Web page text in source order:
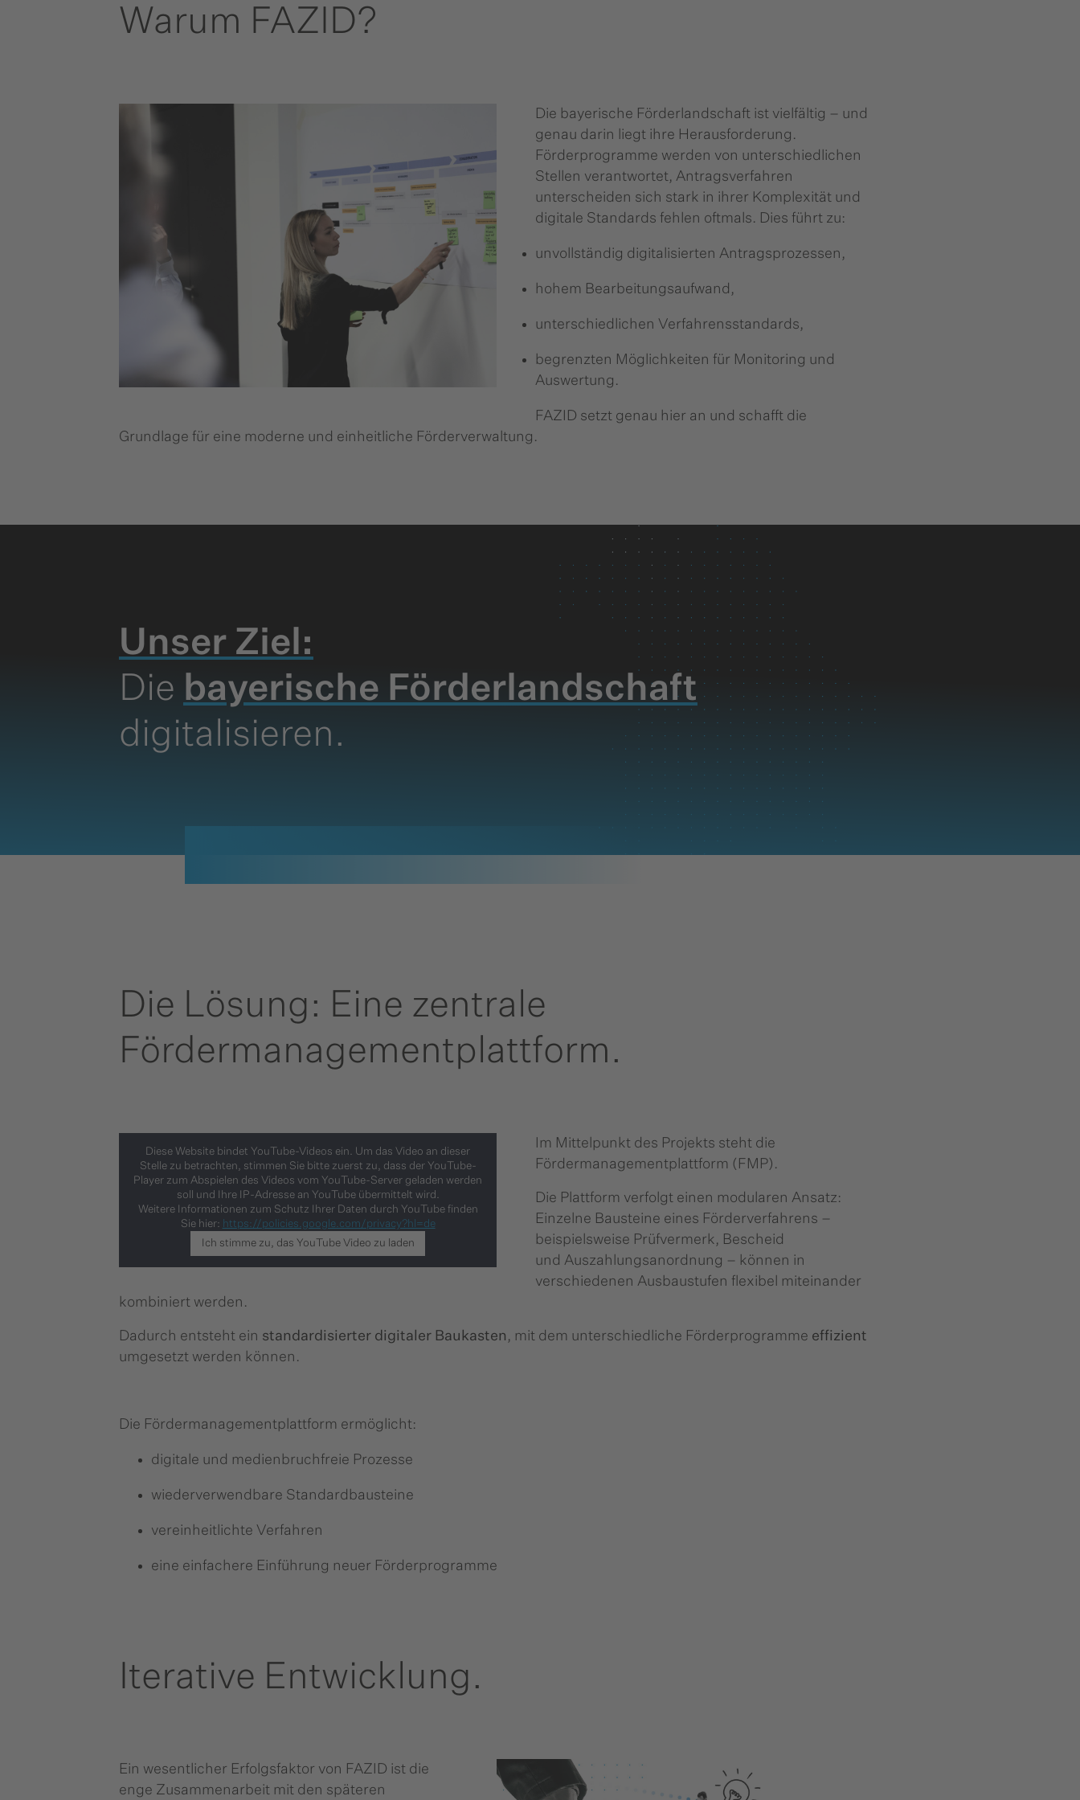
Warum FAZID?
Die bayerische Förderlandschaft ist vielfältig – und
genau darin liegt ihre Herausforderung.
Förderprogramme werden von unterschiedlichen
Stellen verantwortet, Antragsverfahren
unterscheiden sich stark in ihrer Komplexität und
digitale Standards fehlen oftmals. Dies führt zu:
unvollständig digitalisierten Antragsprozessen,
hohem Bearbeitungsaufwand,
unterschiedlichen Verfahrensstandards,
begrenzten Möglichkeiten für Monitoring und
Auswertung.
FAZID setzt genau hier an und schafft die
Grundlage für eine moderne und einheitliche Förderverwaltung.
Unser Ziel:
Die bayerische Förderlandschaft
digitalisieren.
Die Lösung: Eine zentrale
Fördermanagementplattform.
Diese Website bindet YouTube-Videos ein. Um das Video an dieser
Stelle zu betrachten, stimmen Sie bitte zuerst zu, dass der YouTube-
Player zum Abspielen des Videos vom YouTube-Server geladen werden
soll und Ihre IP-Adresse an YouTube übermittelt wird.
Weitere Informationen zum Schutz Ihrer Daten durch YouTube finden
Sie hier: https://policies.google.com/privacy?hl=de
Ich stimme zu, das YouTube Video zu laden
Im Mittelpunkt des Projekts steht die
Fördermanagementplattform (FMP).
Die Plattform verfolgt einen modularen Ansatz:
Einzelne Bausteine eines Förderverfahrens –
beispielsweise Prüfvermerk, Bescheid
und Auszahlungsanordnung – können in
verschiedenen Ausbaustufen flexibel miteinander
kombiniert werden.
Dadurch entsteht ein standardisierter digitaler Baukasten , mit dem unterschiedliche Förderprogramme effizient
umgesetzt werden können.
Die Fördermanagementplattform ermöglicht:
digitale und medienbruchfreie Prozesse
wiederverwendbare Standardbausteine
vereinheitlichte Verfahren
eine einfachere Einführung neuer Förderprogramme
Iterative Entwicklung.
Ein wesentlicher Erfolgsfaktor von FAZID ist die
enge Zusammenarbeit mit den späteren